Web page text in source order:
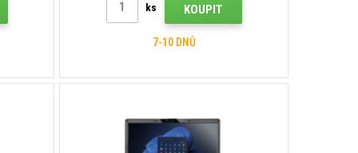
ks KOUPIT
7-10 DNŮ